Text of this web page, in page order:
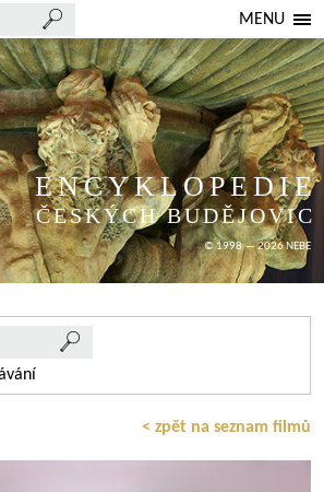
MENU
ENCYKLOPEDIE
ČESKÝCH BUDĚJOVIC
© 1998 — 2026 NEBE
< zpět na seznam filmů